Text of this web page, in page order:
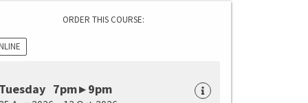
ORDER THIS COURSE:
Tuesday 7pm ▸ 9pm